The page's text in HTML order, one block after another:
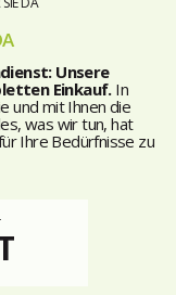
Unsere
Einkauf.In
und mit Ihnen die
was wir tun, hat
Ihre Bedürfnisse zu